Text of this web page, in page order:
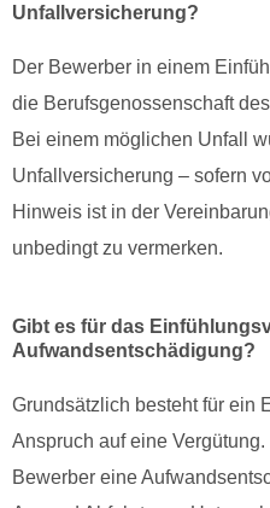
Unfallversicherung?
Der Bewerber in einem
die Berufsgenossenschaft
Bei einem möglichen Unfall
Unfallversicherung – sofern
Hinweis ist in der
unbedingt zu vermerken.
Gibt es für das
Aufwandsentschädigung?
Grundsätzlich besteht für ein
Anspruch auf eine Vergütung.
Bewerber eine